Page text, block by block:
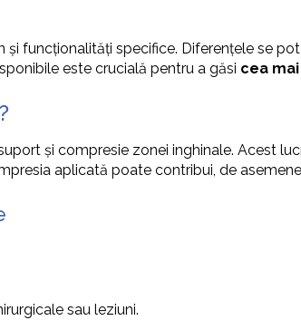
și funcționalități specifice. Diferențele se
este crucială pentru a găsi cea
și compresie zonei inghinale. Acest
aplicată poate contribui, de
sau leziuni.